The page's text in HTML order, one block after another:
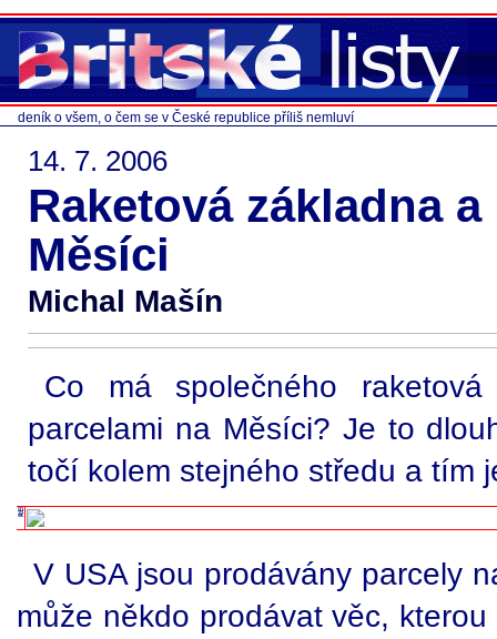
deník o všem, o čem se v České republice příliš nemluví
14. 7. 2006
Raketová základna
Měsíci
Michal Mašín
Co má společného
parcelami na Měsíci? Je to
točí kolem stejného středu a tím
V USA jsou prodávány parcely
může někdo prodávat věc,